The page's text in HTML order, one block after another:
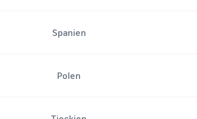
Spanien
Polen